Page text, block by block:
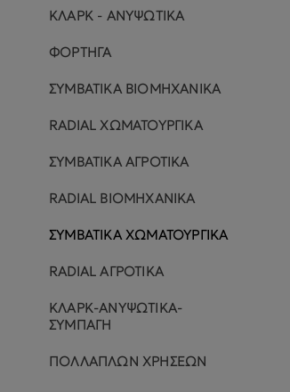
ΚΛΑΡΚ - ΑΝΥΨΩΤΙΚΑ
ΦΟΡΤΗΓΑ
ΣΥΜΒΑΤΙΚΑ ΒΙΟΜΗΧΑΝΙΚΑ
RADIAL ΧΩΜΑΤΟΥΡΓΙΚΑ
ΣΥΜΒΑΤΙΚΑ ΑΓΡΟΤΙΚΑ
RADIAL ΒΙΟΜΗΧΑΝΙΚΑ
ΣΥΜΒΑΤΙΚΑ ΧΩΜΑΤΟΥΡΓΙΚΑ
RADIAL ΑΓΡΟΤΙΚΑ
ΚΛΑΡΚ-ΑΝΥΨΩΤΙΚΑ-
ΣΥΜΠΑΓΗ
ΠΟΛΛΑΠΛΩΝ ΧΡΗΣΕΩΝ